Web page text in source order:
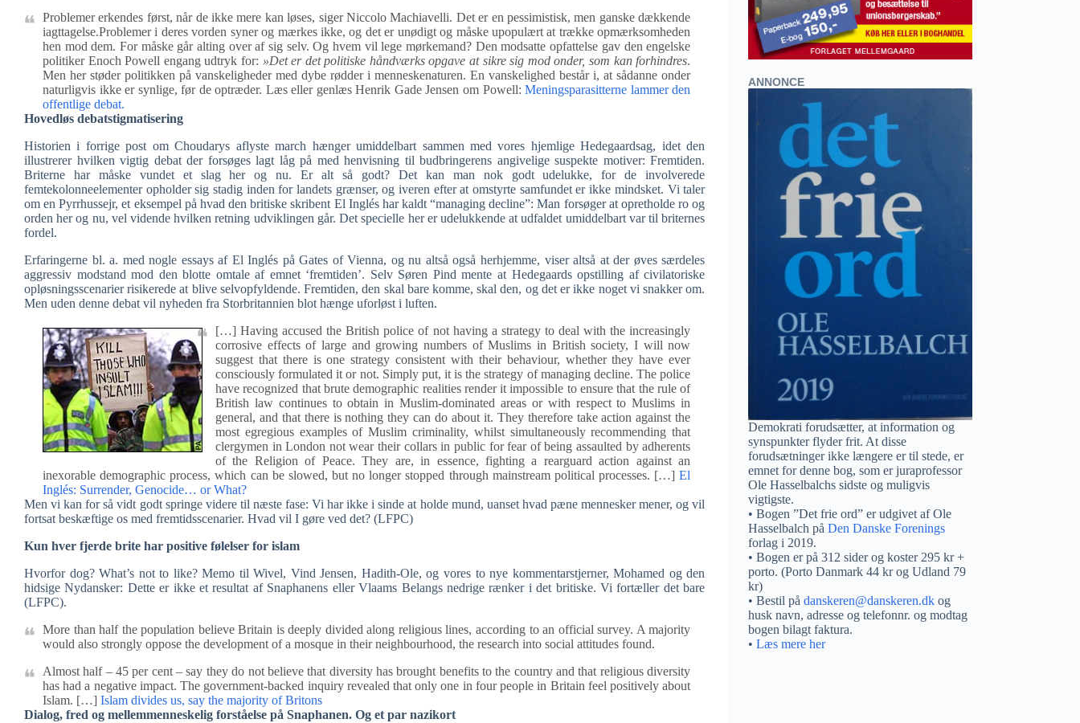
Problemer erkendes først, når de ikke mere kan løses, siger Niccolo Machiavelli. Det er en pessimistisk, men ganske dækkende
iagttagelse.Problemer i deres vorden syner og mærkes ikke, og det er unødigt og måske upopulært at trække opmærksomheden
hen mod dem. For måske går alting over af sig selv. Og hvem vil lege mørkemand? Den modsatte opfattelse gav den engelske
politiker Enoch Powell engang udtryk for: »Det er det politiske håndværks opgave at sikre sig mod onder, som kan forhindres.
Men her støder politikken på vanskeligheder med dybe rødder i menneskenaturen. En vanskelighed består i, at sådanne onder
naturligvis ikke er synlige, før de optræder. Læs eller genlæs Henrik Gade Jensen om Powell:Meningsparasitterne lammer den
offentlige debat.
Hovedløs debatstigmatisering
Historien i forrige post om Choudarys aflyste march hænger umiddelbart sammen med vores hjemlige Hedegaardsag, idet den
illustrerer hvilken vigtig debat der forsøges lagt låg på med henvisning til budbringerens angivelige suspekte motiver: Fremtiden.
Briterne har måske vundet et slag her og nu. Er alt så godt? Det kan man nok godt udelukke, for de involverede
femtekolonneelementer opholder sig stadig inden for landets grænser, og iveren efter at omstyrte samfundet er ikke mindsket. Vi taler
om en Pyrrhussejr, et eksempel på hvad den britiske skribent El Inglés har kaldt “managing decline”: Man forsøger at opretholde ro og
orden her og nu, vel vidende hvilken retning udviklingen går. Det specielle her er udelukkende at udfaldet umiddelbart var til briternes
fordel.
Erfaringerne bl. a. med nogle essays af El Inglés på Gates of Vienna, og nu altså også herhjemme, viser altså at der øves særdeles
aggressiv modstand mod den blotte omtale af emnet ‘fremtiden’. Selv Søren Pind mente at Hedegaards opstilling af civilatoriske
opløsningsscenarier risikerede at blive selvopfyldende. Fremtiden, den skal bare komme, skal den, og det er ikke noget vi snakker om.
Men uden denne debat vil nyheden fra Storbritannien blot hænge uforløst i luften.
[…] Having accused the British police of not having a strategy to deal with the increasingly
corrosive effects of large and growing numbers of Muslims in British society, I will now
suggest that there is one strategy consistent with their behaviour, whether they have ever
consciously formulated it or not. Simply put, it is the strategy of managing decline. The police
have recognized that brute demographic realities render it impossible to ensure that the rule of
British law continues to obtain in Muslim-dominated areas or with respect to Muslims in
general, and that there is nothing they can do about it. They therefore take action against the
most egregious examples of Muslim criminality, whilst simultaneously recommending that
clergymen in London not wear their collars in public for fear of being assaulted by adherents
of the Religion of Peace. They are, in essence, fighting a rearguard action against an
inexorable demographic process, which can be slowed, but no longer stopped through mainstream political processes. […]El
Inglés: Surrender, Genocide… or What?
Men vi kan for så vidt godt springe videre til næste fase: Vi har ikke i sinde at holde mund, uanset hvad pæne mennesker mener, og vil
fortsat beskæftige os med fremtidsscenarier. Hvad vil I gøre ved det? (LFPC)
Kun hver fjerde brite har positive følelser for islam
Hvorfor dog? What’s not to like? Memo til Wivel, Vind Jensen, Hadith-Ole, og vores to nye kommentarstjerner, Mohamed og den
hidsige Nydansker: Dette er ikke et resultat af Snaphanens eller Vlaams Belangs nedrige rænker i det britiske. Vi fortæller det bare
(LFPC).
More than half the population believe Britain is deeply divided along religious lines, according to an official survey. A majority
would also strongly oppose the development of a mosque in their neighbourhood, the research into social attitudes found.
Almost half – 45 per cent – say they do not believe that diversity has brought benefits to the country and that religious diversity
has had a negative impact. The government-backed inquiry revealed that only one in four people in Britain feel positively about
Islam. […] Islam divides us, say the majority of Britons
Dialog, fred og mellemmenneskelig forståelse på Snaphanen. Og et par nazikort
ANNONCE
Demokrati forudsætter, at information og
synspunkter flyder frit. At disse
forudsætninger ikke længere er til stede, er
emnet for denne bog, som er juraprofessor
Ole Hasselbalchs sidste og muligvis
vigtigste.
• Bogen ”Det frie ord” er udgivet af Ole
Hasselbalch påDen Danske Forenings
forlag i 2019.
• Bogen er på 312 sider og koster 295 kr +
porto. (Porto Danmark 44 kr og Udland 79
kr)
• Bestil pådanskeren@danskeren.dk og
husk navn, adresse og telefonnr. og modtag
bogen bilagt faktura.
•Læs mere her